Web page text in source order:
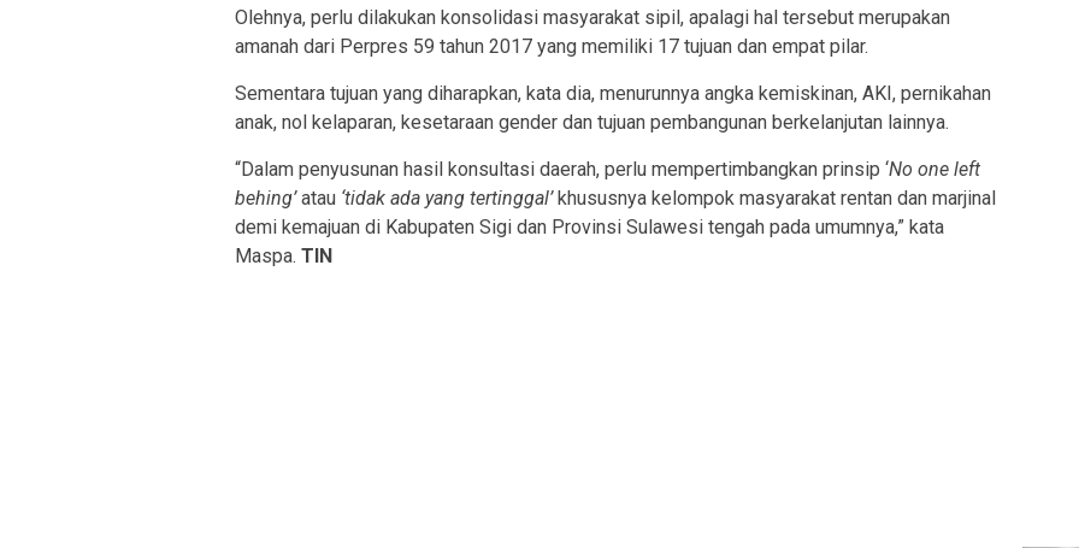
Olehnya, perlu dilakukan konsolidasi masyarakat sipil, apalagi hal tersebut merupakan
amanah dari Perpres 59 tahun 2017 yang memiliki 17 tujuan dan empat pilar.
Sementara tujuan yang diharapkan, kata dia, menurunnya angka kemiskinan, AKI, pernikahan
anak, nol kelaparan, kesetaraan gender dan tujuan pembangunan berkelanjutan lainnya.
“Dalam penyusunan hasil konsultasi daerah, perlu mempertimbangkan prinsip ‘No one left
behing’atau ‘tidak ada yang tertinggal’khususnya kelompok masyarakat rentan dan marjinal
demi kemajuan di Kabupaten Sigi dan Provinsi Sulawesi tengah pada umumnya,” kata
Maspa. TIN